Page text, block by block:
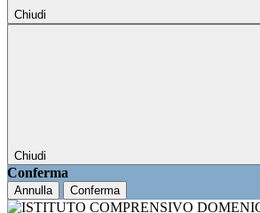
Chiudi
Chiudi
Conferma
Annulla Conferma